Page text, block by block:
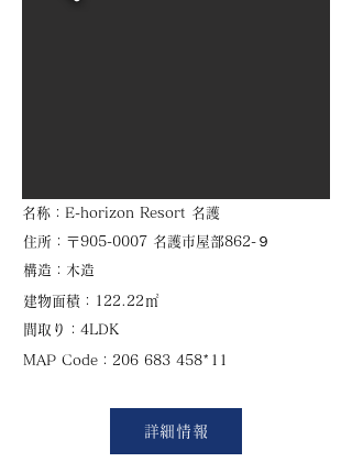
​名称：E-horizon Resort 名護
住所：〒905-0007 名護市屋部862-９
​構造：木造
建物面積：122.22㎡
​間取り：4LDK
​MAP Code：206 683 458*11
詳細情報